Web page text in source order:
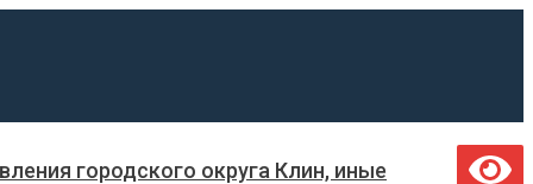
городского округа Клин, иные